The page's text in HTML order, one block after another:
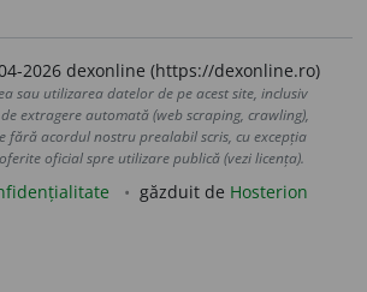
2026 dexonline (https://dexonline.ro)
sau utilizarea datelor de pe acest site, inclusiv
extragere automată (web scraping, crawling),
fără acordul nostru prealabil scris, cu excepția
oficial spre utilizare publică (vezi licența).
găzduit de Hosterion